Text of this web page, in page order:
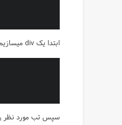
ابتدا یک div میسازیم با آیدی c1 به این دلیل هنگامی که روی آن کلیک شد متوجه شویم :